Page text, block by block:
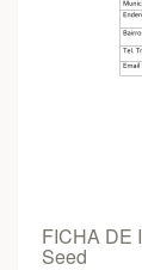
FICHA DE
Seed